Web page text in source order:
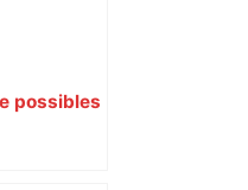
possibles